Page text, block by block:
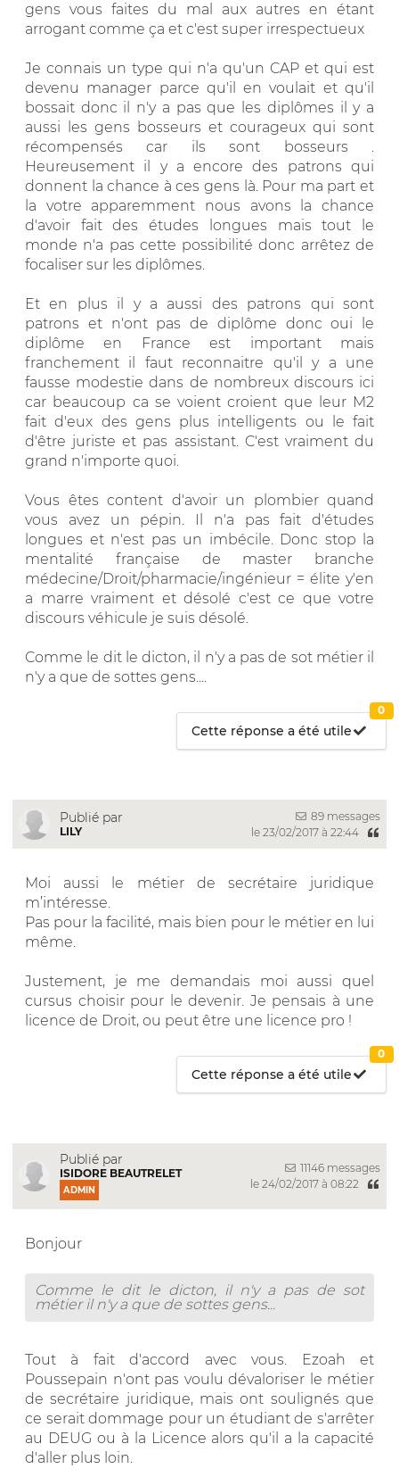
gens vous faites du mal aux autres en étant
arrogant comme ça et c'est super irrespectueux
Je connais un type qui n'a qu'un CAP et qui est
devenu manager parce qu'il en voulait et qu'il
bossait donc il n'y a pas que les diplômes il y a
aussi les gens bosseurs et courageux qui sont
récompensés car ils sont bosseurs .
Heureusement il y a encore des patrons qui
donnent la chance à ces gens là. Pour ma part et
la votre apparemment nous avons la chance
d'avoir fait des études longues mais tout le
monde n'a pas cette possibilité donc arrêtez de
focaliser sur les diplômes.
Et en plus il y a aussi des patrons qui sont
patrons et n'ont pas de diplôme donc oui le
diplôme en France est important mais
franchement il faut reconnaitre qu'il y a une
fausse modestie dans de nombreux discours ici
car beaucoup ca se voient croient que leur M2
fait d'eux des gens plus intelligents ou le fait
d'être juriste et pas assistant. C'est vraiment du
grand n'importe quoi.
Vous êtes content d'avoir un plombier quand
vous avez un pépin. Il n'a pas fait d'études
longues et n'est pas un imbécile. Donc stop la
mentalité française de master branche
médecine/Droit/pharmacie/ingénieur = élite y'en
a marre vraiment et désolé c'est ce que votre
discours véhicule je suis désolé.
Comme le dit le dicton, il n'y a pas de sot métier il
n'y a que de sottes gens....
Cette réponse a été utile
0
Publié par
LILY
89 messages
le 23/02/2017 à 22:44
Moi aussi le métier de secrétaire juridique
m’intéresse.
Pas pour la facilité, mais bien pour le métier en lui
même.
Justement, je me demandais moi aussi quel
cursus choisir pour le devenir. Je pensais à une
licence de Droit, ou peut être une licence pro !
Cette réponse a été utile
0
Publié par
ISIDORE BEAUTRELET
ADMIN
11146 messages
le 24/02/2017 à 08:22
Bonjour
Comme le dit le dicton, il n'y a pas de sot
métier il n'y a que de sottes gens...
Tout à fait d'accord avec vous. Ezoah et
Poussepain n'ont pas voulu dévaloriser le métier
de secrétaire juridique, mais ont soulignés que
ce serait dommage pour un étudiant de s'arrêter
au DEUG ou à la Licence alors qu'il a la capacité
d'aller plus loin.